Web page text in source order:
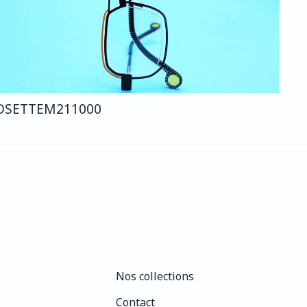
M211000
Nos collections
Contact